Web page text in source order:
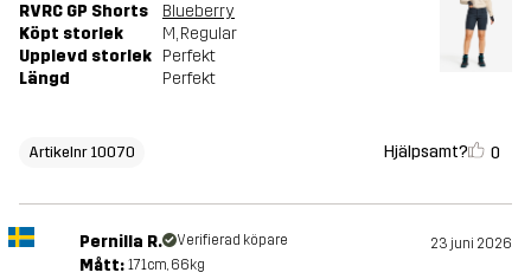
RVRC GP Shorts
Blueberry
Köpt storlek
M, Regular
Upplevd storlek Perfekt
Längd
Perfekt
Artikelnr 10070 Hjälpsamt? 0
Pernilla R. Verifierad köpare 23 juni 2026
Mått: 171cm, 66kg